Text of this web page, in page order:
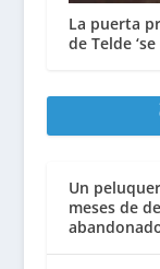
La puerta
de Telde
Un
meses de